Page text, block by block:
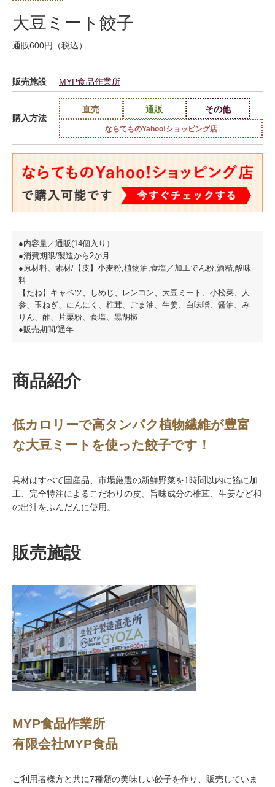
大豆ミート餃子
通販600円（税込）
販売施設 MYP食品作業所
購入方法
直売 通販 その他
ならてものYahoo!ショッピング店
●内容量／通販(14個入り）
●消費期限/製造から2か月
●原材料、素材/【皮】小麦粉,植物油,食塩／加工でん粉,酒精,酸味
料
【たね】キャベツ、しめじ、レンコン、大豆ミート、小松菜、人
参、玉ねぎ、にんにく、椎茸、ごま油、生姜、白味噌、醤油、み
りん、酢、片栗粉、食塩、黒胡椒
●販売期間/通年
商品紹介
低カロリーで高タンパク植物繊維が豊富
な大豆ミートを使った餃子です！
具材はすべて国産品、市場厳選の新鮮野菜を1時間以内に餡に加
工、完全特注によるこだわりの皮、旨味成分の椎茸、生姜など和
の出汁をふんだんに使用。
販売施設
MYP食品作業所
有限会社MYP食品
ご利用者様方と共に7種類の美味しい餃子を作り、販売していま